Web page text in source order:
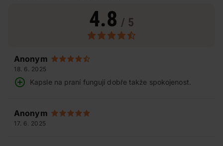
4.8 / 5
Anonym
18. 6. 2025
Kapsle na praní fungují dobře takže spokojenost.
Anonym
17. 6. 2025